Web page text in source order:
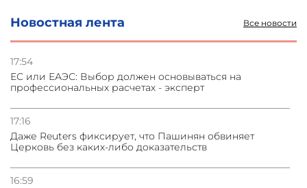
Новостная лента Все новости
17:54
ЕС или ЕАЭС: Выбор должен основываться на
профессиональных расчетах - эксперт
17:16
Даже Reuters фиксирует, что Пашинян обвиняет
Церковь без каких-либо доказательств
16:59
03.08.2026
Стратегия безопасности ОДКБ допускает применение
03.08.2026
31.07.2026
погрануправления СНБ Армении в Тбилиси